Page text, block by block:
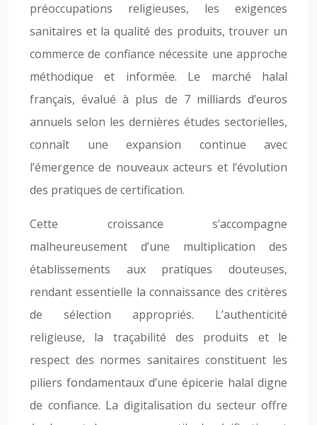
préoccupations religieuses, les exigences
sanitaires et la qualité des produits, trouver un
commerce de confiance nécessite une approche
méthodique et informée. Le marché halal
français, évalué à plus de 7 milliards d’euros
annuels selon les dernières études sectorielles,
connaît une expansion continue avec
l’émergence de nouveaux acteurs et l’évolution
des pratiques de certification.
Cette croissance s’accompagne
malheureusement d’une multiplication des
établissements aux pratiques douteuses,
rendant essentielle la connaissance des critères
de sélection appropriés. L’authenticité
religieuse, la traçabilité des produits et le
respect des normes sanitaires constituent les
piliers fondamentaux d’une épicerie halal digne
de confiance. La digitalisation du secteur offre